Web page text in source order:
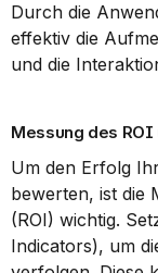
Durch die
effektiv die
und die
Messung des
Um den Erfolg
bewerten, ist die
(ROI) wichtig.
Indicators), um